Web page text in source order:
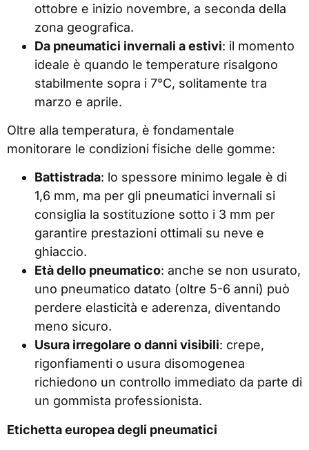
ottobre e inizio novembre, a seconda della
zona geografica.
Da pneumatici invernali a estivi: il momento
ideale è quando le temperature risalgono
stabilmente sopra i 7°C, solitamente tra
marzo e aprile.
Oltre alla temperatura, è fondamentale
monitorare le condizioni fisiche delle gomme:
Battistrada: lo spessore minimo legale è di
1,6 mm, ma per gli pneumatici invernali si
consiglia la sostituzione sotto i 3 mm per
garantire prestazioni ottimali su neve e
ghiaccio.
Età dello pneumatico: anche se non usurato,
uno pneumatico datato (oltre 5-6 anni) può
perdere elasticità e aderenza, diventando
meno sicuro.
Usura irregolare o danni visibili: crepe,
rigonfiamenti o usura disomogenea
richiedono un controllo immediato da parte di
un gommista professionista.
Etichetta europea degli pneumatici